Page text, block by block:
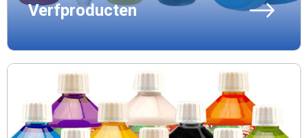
Verfproducten